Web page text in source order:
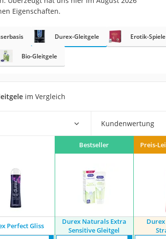
Katze
Zahnbürste
Pferd
Eigenschaften.
Durex-Gleitgele Erotik-Spiele
Bio-Gleitgele
im Vergleich
Kundenwertung
Bestseller Preis-
Perfect Gliss
Durex Naturals Extra
Sensitive Gleitgel